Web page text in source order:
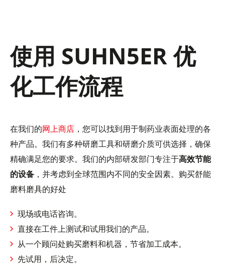
使用 SUHN5ER 优
化工作流程
在我们的网上商店 ，您可以找到用于制药业表面处理的各
种产品。我们有多种研磨工具和研磨介质可供选择，确保
精确满足您的要求。我们的内部研发部门专注于高效节能
的设备 ，并考虑到全球范围内不同的安全因素。购买舒能
磨料磨具的好处
现场或电话咨询。
直接在工件上测试和试用我们的产品。
从一个顾问处购买磨料和机器，节省加工成本。
先试用，后决定。